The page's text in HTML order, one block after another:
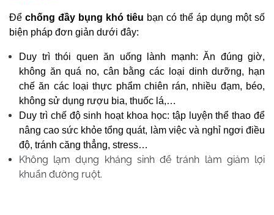
Để chống đầy bụng khó tiêu bạn có thể áp dụng một số
biện pháp đơn giản dưới đây:
Duy trì thói quen ăn uống lành mạnh: Ăn đúng giờ,
không ăn quá no, cân bằng các loại dinh dưỡng, hạn
chế ăn các loại thực phẩm chiên rán, nhiều đạm, béo,
không sử dụng rượu bia, thuốc lá,…
Duy trì chế độ sinh hoạt khoa học: tập luyện thể thao để
nâng cao sức khỏe tổng quát, làm việc và nghỉ ngơi điều
độ, tránh căng thẳng, stress…
Không lạm dụng kháng sinh để tránh làm giảm lợi
khuẩn đường ruột.